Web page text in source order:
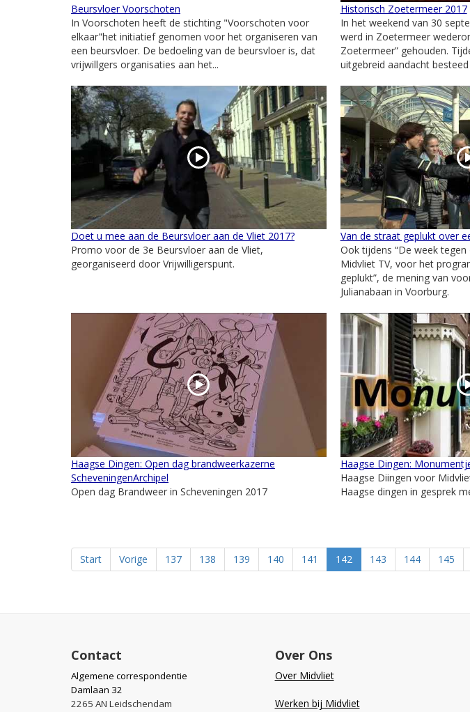
Beursvloer Voorschoten
In Voorschoten heeft de stichting "Voorschoten voor
elkaar"het initiatief genomen voor het organiseren van
een beursvloer. De bedoeling van de beursvloer is, dat
vrijwillgers organisaties aan het...
Historisch Zoetermeer 2017
In het weekend van 30
werd in Zoetermeer
Zoetermeer” gehouden.
uitgebreid aandacht besteed
Doet u mee aan de Beursvloer aan de Vliet 2017?
Promo voor de 3e Beursvloer aan de Vliet,
georganiseerd door Vrijwilligerspunt.
Van de straat geplukt over
Ook tijdens “De week tegen
Midvliet TV, voor het
geplukt”, de mening van
Julianabaan in Voorburg.
Haagse Dingen: Open dag brandweerkazerne
ScheveningenArchipel
Open dag Brandweer in Scheveningen 2017
Haagse Dingen:
Haagse Diingen voor
Haagse dingen in gesprek
Start Vorige 137 138 139 140 141 142 143 144 145
Contact
Algemene correspondentie
Damlaan 32
2265 AN Leidschendam
Over Ons
Over Midvliet
Werken bij Midvliet